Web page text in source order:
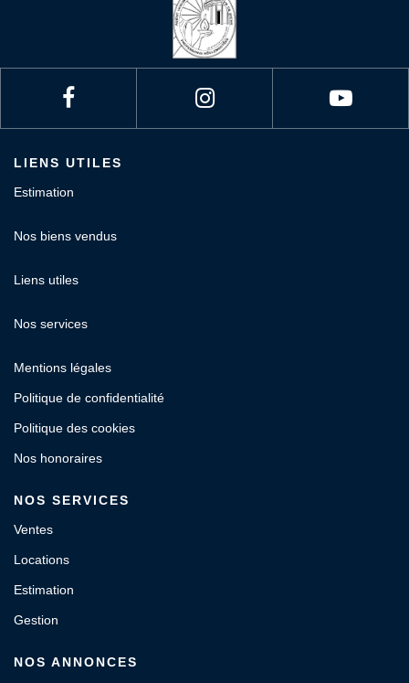
LIENS UTILES
Estimation
Nos biens vendus
Liens utiles
Nos services
Mentions légales
Politique de confidentialité
Politique des cookies
Nos honoraires
NOS SERVICES
Ventes
Locations
Estimation
Gestion
NOS ANNONCES